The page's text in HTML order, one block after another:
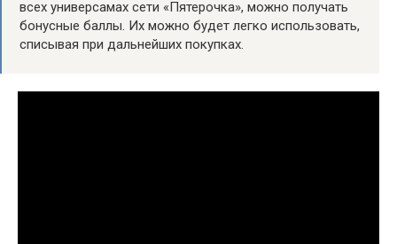
всех универсамах сети «Пятерочка», можно получать
бонусные баллы. Их можно будет легко использовать,
списывая при дальнейших покупках.